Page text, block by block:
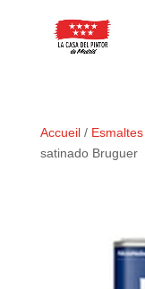
Accueil/ Esmaltes
satinado Bruguer